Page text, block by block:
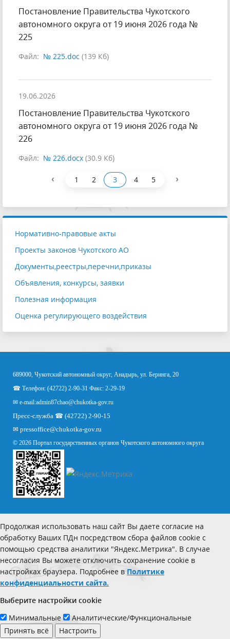
Постановление Правительства Чукотского
автономного округа от 19 июня 2026 года №
225
Файл: № 225.doc (139 Кб)
19.06.2026
Постановление Правительства Чукотского
автономного округа от 19 июня 2026 года №
226
Файл: № 226.docx (30.9 Кб)
‹ 1 2 3 4 5 ›
Нормативно-правовые акты
Проекты законов Чукотского АО
Документы,реестры,перечни,приказы
Объявления, конкурсы, заявки
Полезная информация
Оценка регулирующего воздействия
689000, Чукотский автономный округ, Анадырь, ул. Беринга, 20
☎ Телефон: (42722) 2-90-31 Факс: 2-29-19
✉ e-mail:admin87chao@chukotka-gov.ru
Пресс-служба ☎ (42722) 2-90-15
✉ pressoffice@chukotka-gov.ru
© 2026 Портал государственных органов Чукотского автономного округа
Продолжая использовать наш сайт Вы даете согласие на
обработку Ваших ПДн посредством сбора файлов cookie с
помощью средства аналитики "Яндекс.Метрика". В случае
несогласия Вы можете отключить сохранение cookie в
настройках браузера. Подробнее в Политике
конфиденциальности сайта.
Выберите настройки cookie
Минимальные
Аналитические/Функциональные
Принять всё
Настроить